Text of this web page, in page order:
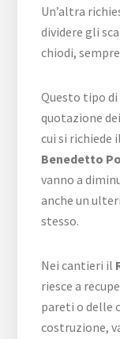
Un’altra
dividere gli
chiodi,
Questo tipo
quotazione
cui si richiede
Benedetto Po
vanno a
anche un
stesso.
Nei cantieri il
riesce a
pareti o delle
costruzione,